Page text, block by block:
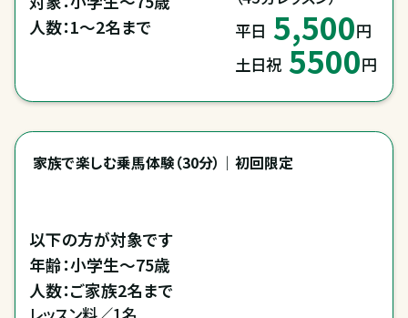
人数：1～2名まで
平日 5,500円
土日祝 5500円
家族で楽しむ乗馬体験（30分）｜初回限定
以下の方が対象です
年齢：小学生～75歳
人数：ご家族2名まで